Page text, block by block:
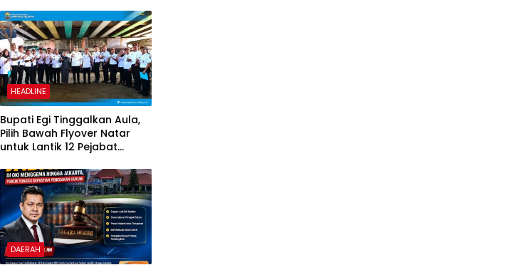
HEADLINE
Bupati Egi Tinggalkan Aula,
Pilih Bawah Flyover Natar
untuk Lantik 12 Pejabat
DAERAH